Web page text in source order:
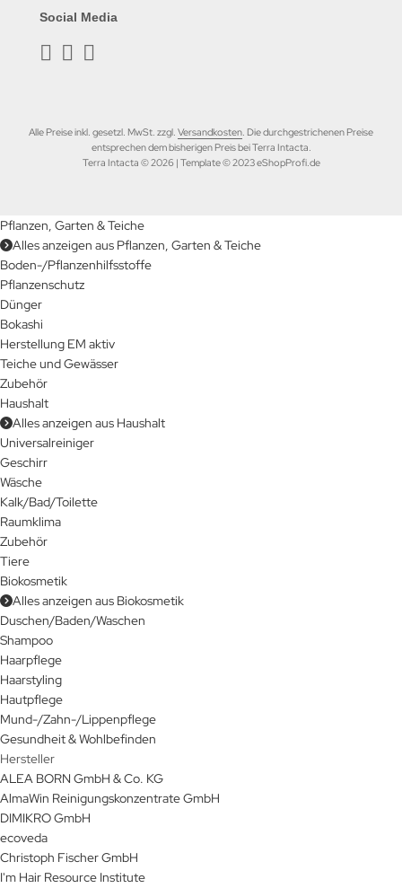
Social Media
Alle Preise inkl. gesetzl. MwSt. zzgl. Versandkosten. Die durchgestrichenen Preise
entsprechen dem bisherigen Preis bei Terra Intacta.
Terra Intacta © 2026 | Template © 2023 eShopProfi.de
Pflanzen, Garten & Teiche
Alles anzeigen aus Pflanzen, Garten & Teiche
Boden-/Pflanzenhilfsstoffe
Pflanzenschutz
Dünger
Bokashi
Herstellung EM aktiv
Teiche und Gewässer
Zubehör
Haushalt
Alles anzeigen aus Haushalt
Universalreiniger
Geschirr
Wäsche
Kalk/Bad/Toilette
Raumklima
Zubehör
Tiere
Biokosmetik
Alles anzeigen aus Biokosmetik
Duschen/Baden/Waschen
Shampoo
Haarpflege
Haarstyling
Hautpflege
Mund-/Zahn-/Lippenpflege
Gesundheit & Wohlbefinden
Hersteller
ALEA BORN GmbH & Co. KG
AlmaWin Reinigungskonzentrate GmbH
DIMIKRO GmbH
ecoveda
Christoph Fischer GmbH
I'm Hair Resource Institute